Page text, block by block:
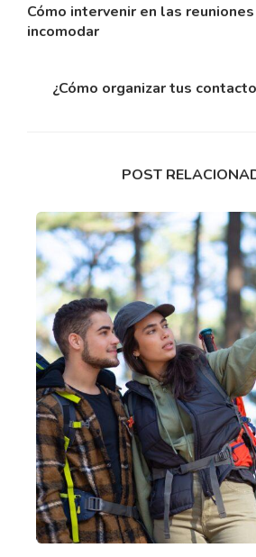
Cómo intervenir en las
incomodar
¿Cómo organizar tus
POST